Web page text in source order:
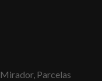
Parcelas